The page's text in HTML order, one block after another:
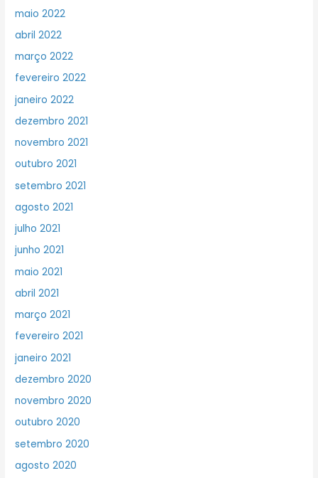
maio 2022
abril 2022
março 2022
fevereiro 2022
janeiro 2022
dezembro 2021
novembro 2021
outubro 2021
setembro 2021
agosto 2021
julho 2021
junho 2021
maio 2021
abril 2021
março 2021
fevereiro 2021
janeiro 2021
dezembro 2020
novembro 2020
outubro 2020
setembro 2020
agosto 2020